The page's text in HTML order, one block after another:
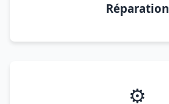
Réparation
⚙️